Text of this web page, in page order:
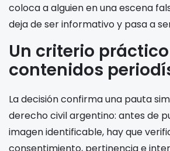
coloca a alguien en una escena
deja de ser informativo y pasa a
Un criterio
contenidos
La decisión confirma una pauta
derecho civil argentino: antes de
imagen identificable, hay que
consentimiento, pertinencia e